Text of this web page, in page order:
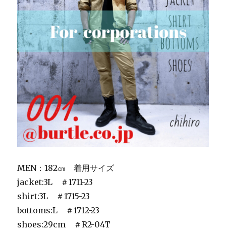
MEN：182㎝ 着用サイズ
jacket:3L ＃1711-23
shirt:3L ＃1715-23
bottoms:L ＃1712-23
shoes:29cm ＃R2-04T